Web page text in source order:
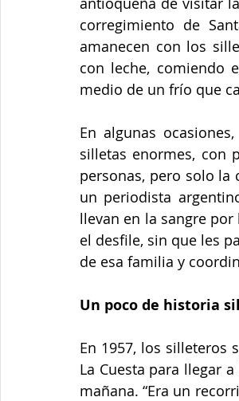
corregimiento de
amanecen con los
con leche, comiendo
medio de un frío que
En algunas
silletas enormes, con
personas, pero solo la
un periodista
llevan en la sangre
el desfile, sin que les
de esa familia y
Un poco de historia
En 1957, los silleteros
La Cuesta para llegar
mañana. “Era un